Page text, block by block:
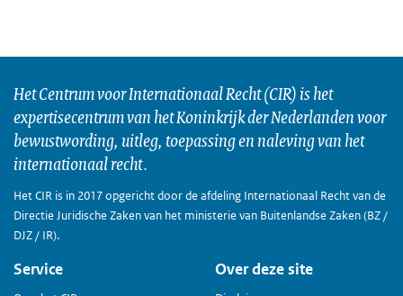
Het Centrum voor Internationaal Recht (CIR) is het
expertisecentrum van het Koninkrijk der Nederlanden voor
bewustwording, uitleg, toepassing en naleving van het
internationaal recht.
Het CIR is in 2017 opgericht door de afdeling Internationaal Recht van de
Directie Juridische Zaken van het ministerie van Buitenlandse Zaken (BZ /
DJZ / IR).
Service Over deze site